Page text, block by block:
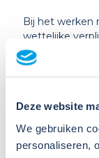
Deze website
We gebruiken
personaliseren,
Bij het werken
wettelijke
werknemers
veiligheid te
op gericht